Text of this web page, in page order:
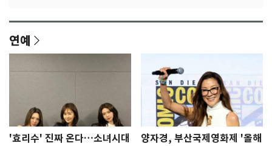
연예
'효리수' 진짜 온다…소녀시대
양자경, 부산국제영화제 '올해